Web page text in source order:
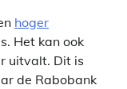
hoger
Het kan ook
uitvalt. Dit is
de Rabobank